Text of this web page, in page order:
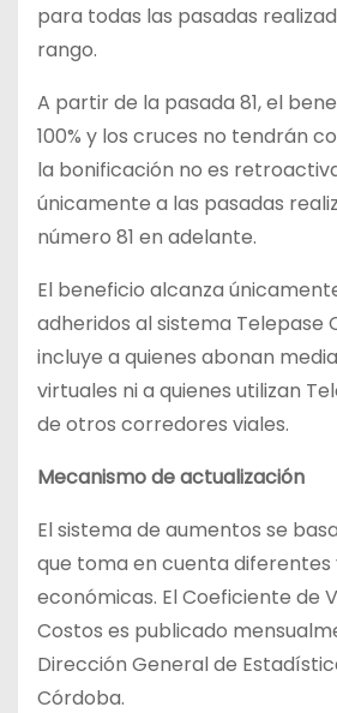
para todas las pasadas
rango.
A partir de la pasada 81, el
100% y los cruces no tendrán
la bonificación no es
únicamente a las pasadas
número 81 en adelante.
El beneficio alcanza
adheridos al sistema Telepase
incluye a quienes abonan
virtuales ni a quienes utilizan
de otros corredores viales.
Mecanismo de actualización
El sistema de aumentos se
que toma en cuenta diferentes
económicas. El Coeficiente de
Costos es publicado
Dirección General de
Córdoba.